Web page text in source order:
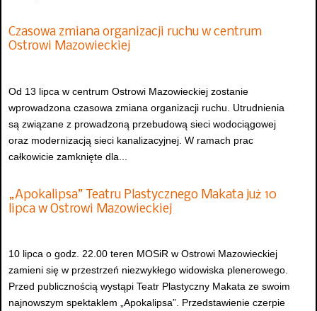
Czasowa zmiana organizacji ruchu w centrum
Ostrowi Mazowieckiej
Od 13 lipca w centrum Ostrowi Mazowieckiej zostanie
wprowadzona czasowa zmiana organizacji ruchu. Utrudnienia
są związane z prowadzoną przebudową sieci wodociągowej
oraz modernizacją sieci kanalizacyjnej. W ramach prac
całkowicie zamknięte dla...
„Apokalipsa” Teatru Plastycznego Makata już 10
lipca w Ostrowi Mazowieckiej
10 lipca o godz. 22.00 teren MOSiR w Ostrowi Mazowieckiej
zamieni się w przestrzeń niezwykłego widowiska plenerowego.
Przed publicznością wystąpi Teatr Plastyczny Makata ze swoim
najnowszym spektaklem „Apokalipsa”. Przedstawienie czerpie